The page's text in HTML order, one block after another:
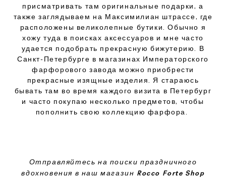
присматривать там оригинальные подарки, а
также заглядываем на Максимилиан штрассе, где
расположены великолепные бутики. Обычно я
хожу туда в поисках аксессуаров и мне часто
удается подобрать прекрасную бижутерию. В
Санкт-Петербурге в магазинах Императорского
фарфорового завода можно приобрести
прекрасные изящные изделия. Я стараюсь
бывать там во время каждого визита в Петербург
и часто покупаю несколько предметов, чтобы
пополнить свою коллекцию фарфора.
Отправляйтесь на поиски праздничного
вдохновения в наш магазин Rocco Forte Shop